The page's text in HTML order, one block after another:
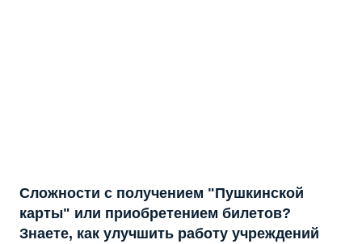
Сложности с получением "Пушкинской
карты" или приобретением билетов?
Знаете, как улучшить работу учреждений